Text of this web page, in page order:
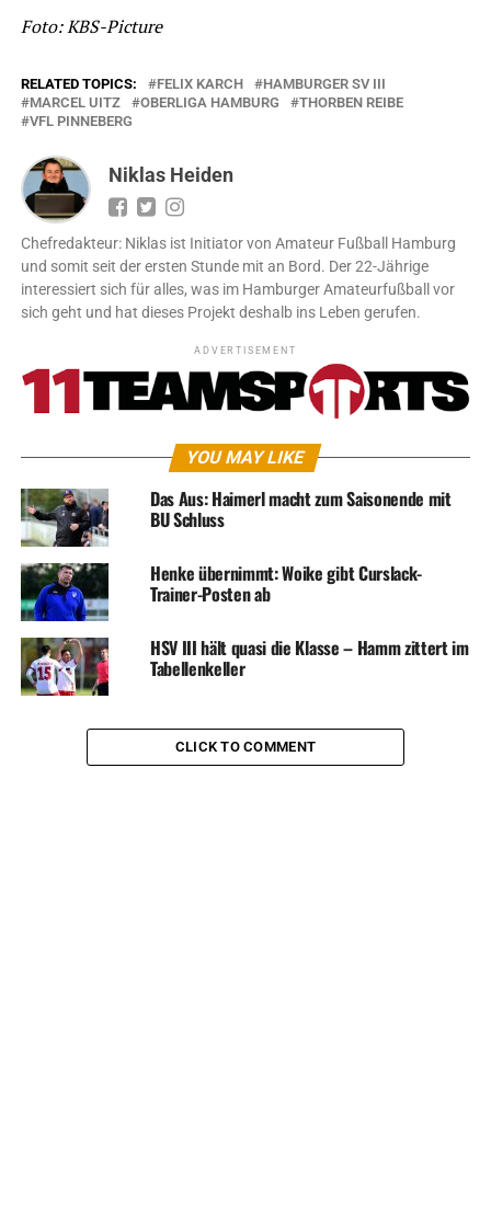
Foto: KBS-Picture
RELATED TOPICS: FELIX KARCH
HAMBURGER SV III
MARCEL UITZ
OBERLIGA HAMBURG
THORBEN REIBE
VFL PINNEBERG
Niklas Heiden
Chefredakteur: Niklas ist Initiator von Amateur Fußball Hamburg
und somit seit der ersten Stunde mit an Bord. Der 22-Jährige
interessiert sich für alles, was im Hamburger Amateurfußball vor
sich geht und hat dieses Projekt deshalb ins Leben gerufen.
ADVERTISEMENT
YOU MAY LIKE
Das Aus: Haimerl macht zum Saisonende mit
BU Schluss
Henke übernimmt: Woike gibt Curslack-
Trainer-Posten ab
HSV III hält quasi die Klasse – Hamm zittert im
Tabellenkeller
CLICK TO COMMENT